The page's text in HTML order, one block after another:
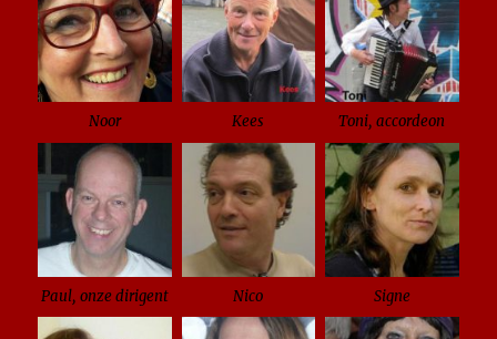
Noor Kees Toni, accordeon
Paul, onze dirigent Nico Signe